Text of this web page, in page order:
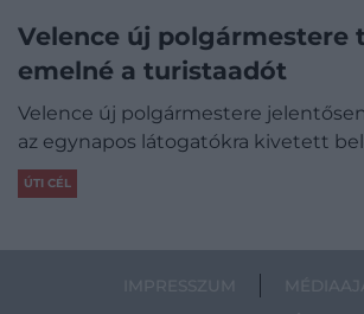
Velence új polgármestere
emelné a turistaadót
Velence új polgármestere
az egynapos látogatókra kivetett
ÚTI CÉL